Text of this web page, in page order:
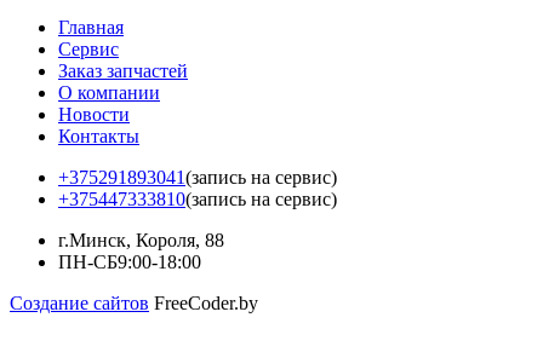
Главная
Сервис
Заказ запчастей
О компании
Новости
Контакты
+375291893041(запись на сервис)
+375447333810(запись на сервис)
г.Минск, Короля, 88
ПН-СБ9:00-18:00
Создание сайтов FreeCoder.by